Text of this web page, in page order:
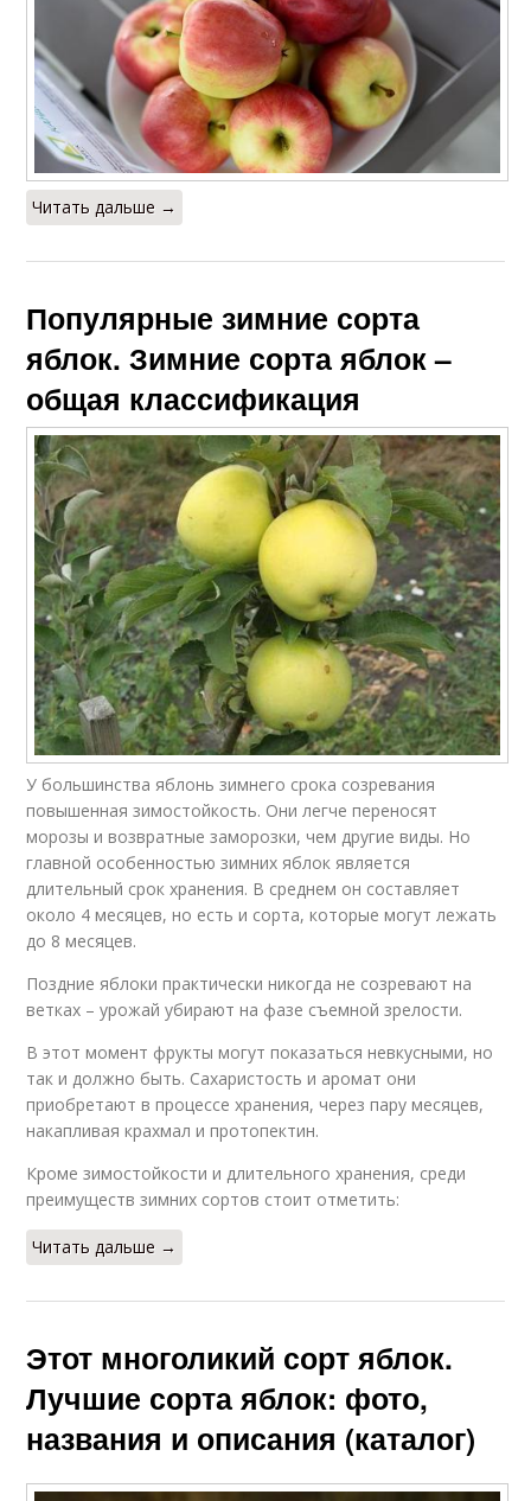
Читать дальше →
Популярные зимние сорта
яблок. Зимние сорта яблок –
общая классификация
У большинства яблонь зимнего срока созревания
повышенная зимостойкость. Они легче переносят
морозы и возвратные заморозки, чем другие виды. Но
главной особенностью зимних яблок является
длительный срок хранения. В среднем он составляет
около 4 месяцев, но есть и сорта, которые могут лежать
до 8 месяцев.
Поздние яблоки практически никогда не созревают на
ветках – урожай убирают на фазе съемной зрелости.
В этот момент фрукты могут показаться невкусными, но
так и должно быть. Сахаристость и аромат они
приобретают в процессе хранения, через пару месяцев,
накапливая крахмал и протопектин.
Кроме зимостойкости и длительного хранения, среди
преимуществ зимних сортов стоит отметить:
Читать дальше →
Этот многоликий сорт яблок.
Лучшие сорта яблок: фото,
названия и описания (каталог)